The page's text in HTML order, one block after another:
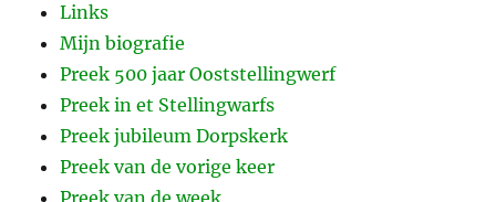
Links
Mijn biografie
Preek 500 jaar Ooststellingwerf
Preek in et Stellingwarfs
Preek jubileum Dorpskerk
Preek van de vorige keer